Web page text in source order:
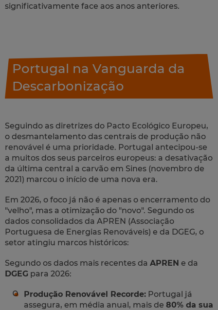
significativamente face aos anos anteriores.
Portugal na Vanguarda da
Descarbonização
Seguindo as diretrizes do Pacto Ecológico Europeu,
o desmantelamento das centrais de produção não
renovável é uma prioridade. Portugal antecipou-se
a muitos dos seus parceiros europeus: a desativação
da última central a carvão em Sines (novembro de
2021) marcou o início de uma nova era.
Em 2026, o foco já não é apenas o encerramento do
"velho", mas a otimização do "novo". Segundo os
dados consolidados da APREN (Associação
Portuguesa de Energias Renováveis) e da DGEG, o
setor atingiu marcos históricos:
Segundo os dados mais recentes da APREN e da
DGEG para 2026:
Produção Renovável Recorde: Portugal já
assegura, em média anual, mais de 80% da sua